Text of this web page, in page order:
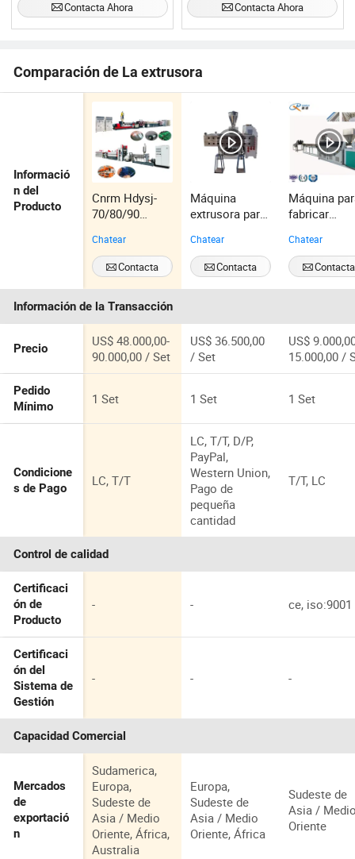
Contacta Ahora Contacta Ahora
Comparación de La extrusora
Informació
n del
Producto
Cnrm Hdysj-
70/80/90
extrusora de
hilo de fibra
monofilament
o de cuerda de
HDPE PP
polipropileno
en venta
Chatear
Contacta
Ahora
Máquina
extrusora para
láminas
corrugadas de
techo de onda
de plástico
de agua
Chatear
Contacta
Ahora
Máquina
fabricar
soldadura
PVC, PE y
en forma de
triángulo y
Chatear
Contacta
Ahora
Información de la Transacción
Precio
US$ 48.000,00-
90.000,00 / Set
US$ 36.500,00
/ Set
US$
15.000,00 /
Pedido
Mínimo
1 Set 1 Set 1 Set
Condicione
s de Pago
LC, T/T
LC, T/T, D/P,
PayPal,
Western Union,
Pago de
pequeña
cantidad
T/T, LC
Control de calidad
Certificaci
ón de
Producto
- - ce, iso:9001
Certificaci
ón del
Sistema de
Gestión
- - -
Capacidad Comercial
Mercados
de
exportació
n
Sudamerica,
Europa,
Sudeste de
Asia / Medio
Oriente, África,
Australia
Europa,
Sudeste de
Asia / Medio
Oriente, África
Sudeste de
Asia /
Oriente